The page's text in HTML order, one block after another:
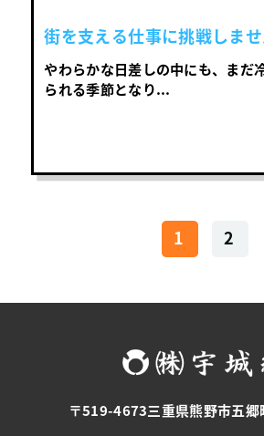
街を支える仕事に挑戦しま
やわらかな日差しの中にも、まだ
られる季節となり...
1 2
〒519-4673三重県熊野市五